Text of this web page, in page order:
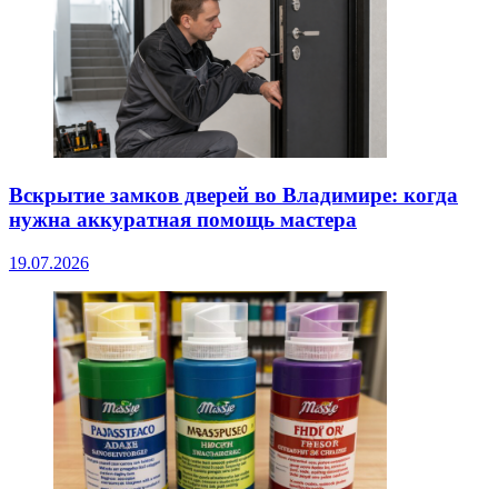
Вскрытие замков дверей во Владимире: когда
нужна аккуратная помощь мастера
19.07.2026